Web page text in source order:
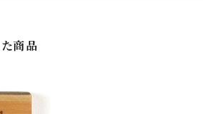
商品